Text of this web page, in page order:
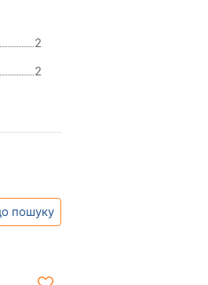
2
2
пошуку